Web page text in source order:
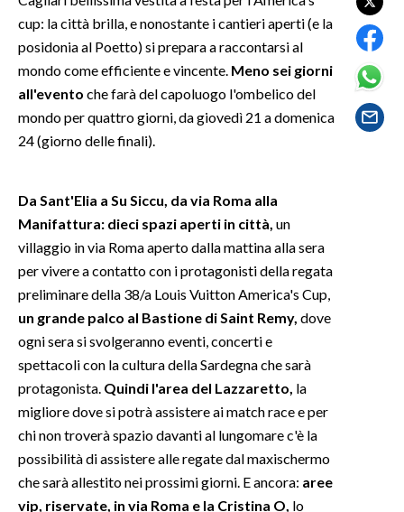
SALUTE
NOTIZIE
EVENTI
#CARAUNIONE
INSULARITÀ
INFO AZIENDE
ABBONATI
ANNUNCI
cup: la città brilla, e nonostante i cantieri aperti (e la
posidonia al Poetto) si prepara a raccontarsi al
mondo come efficiente e vincente. Meno sei giorni
all'evento che farà del capoluogo l'ombelico del
mondo per quattro giorni, da giovedì 21 a domenica
24 (giorno delle finali).
Da Sant'Elia a Su Siccu, da via Roma alla
Manifattura: dieci spazi aperti in città, un
villaggio in via Roma aperto dalla mattina alla sera
per vivere a contatto con i protagonisti della regata
preliminare della 38/a Louis Vuitton America's Cup,
un grande palco al Bastione di Saint Remy, dove
ogni sera si svolgeranno eventi, concerti e
spettacoli con la cultura della Sardegna che sarà
protagonista. Quindi l'area del Lazzaretto, la
migliore dove si potrà assistere ai match race e per
chi non troverà spazio davanti al lungomare c'è la
possibilità di assistere alle regate dal maxischermo
che sarà allestito nei prossimi giorni. E ancora: aree
vip, riservate, in via Roma e la Cristina O, lo